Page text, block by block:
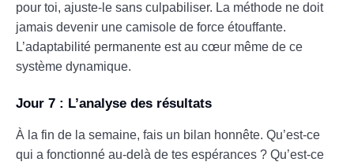
pour toi, ajuste-le sans culpabiliser. La méthode ne doit
jamais devenir une camisole de force étouffante.
L’adaptabilité permanente est au cœur même de ce
système dynamique.
Jour 7 : L’analyse des résultats
À la fin de la semaine, fais un bilan honnête. Qu’est-ce
qui a fonctionné au-delà de tes espérances ? Qu’est-ce